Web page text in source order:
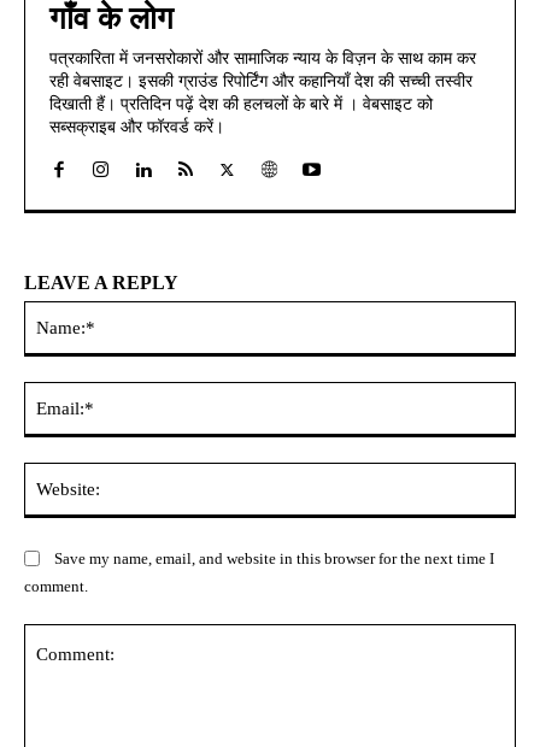
गाँव के लोग
पत्रकारिता में जनसरोकारों और सामाजिक न्याय के विज़न के साथ काम कर
रही वेबसाइट। इसकी ग्राउंड रिपोर्टिंग और कहानियाँ देश की सच्ची तस्वीर
दिखाती हैं। प्रतिदिन पढ़ें देश की हलचलों के बारे में । वेबसाइट को
सब्सक्राइब और फॉरवर्ड करें।
LEAVE A REPLY
Save my name, email, and website in this browser for the next time I
comment.